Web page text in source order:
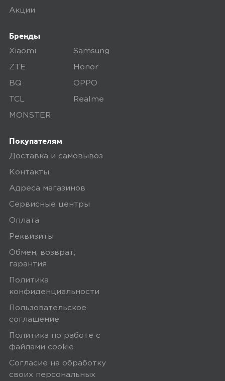
Акции
Бренды
Xiaomi Samsung
ZTE Honor
BQ OPPO
TCL Realme
MONSTER
Покупателям
Доставка и самовывоз
Контакты
Адреса магазинов
Сервисные центры
Оплата
Реквизиты
Обмен, возврат,
гарантия
Политика
конфиденциальности
Пользовательское
соглашение
Политика по работе с
файлами сookie
Согласие на обработку
своих персональных